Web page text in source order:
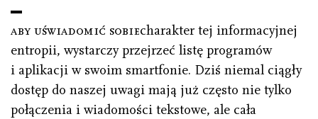
aby uświadomić sobiecharakter tej informacyjnej
entropii, wystarczy przejrzeć listę programów
i aplikacji w swoim smartfonie. Dziś niemal ciągły
dostęp do naszej uwagi mają już często nie tylko
połączenia i wiadomości tekstowe, ale cała